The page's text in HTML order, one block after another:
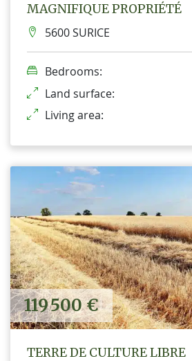
MAGNIFIQUE PROPRIÉTÉ
5600 SURICE
Bedrooms:
Land surface:
Living area:
119 500 €
TERRE DE CULTURE LIBRE